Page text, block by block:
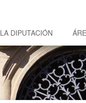
LA DIPUTACIÓN